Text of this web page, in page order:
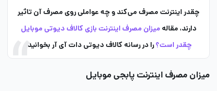
چقدر اینترنت مصرف می‌کند و چه عواملی روی مصرف آن تاثیر
دارند، مقاله میزان مصرف اینترنت بازی کالاف دیوتی موبایل
چقدر است؟را در رسانه کالاف دیوتی دات آی آر بخوانید.
میزان مصرف اینترنت پابجی موبایل